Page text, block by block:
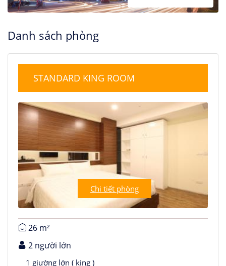
Danh sách phòng
STANDARD KING ROOM
Chi tiết phòng
26 m²
2 người lớn
1 giường lớn ( king )